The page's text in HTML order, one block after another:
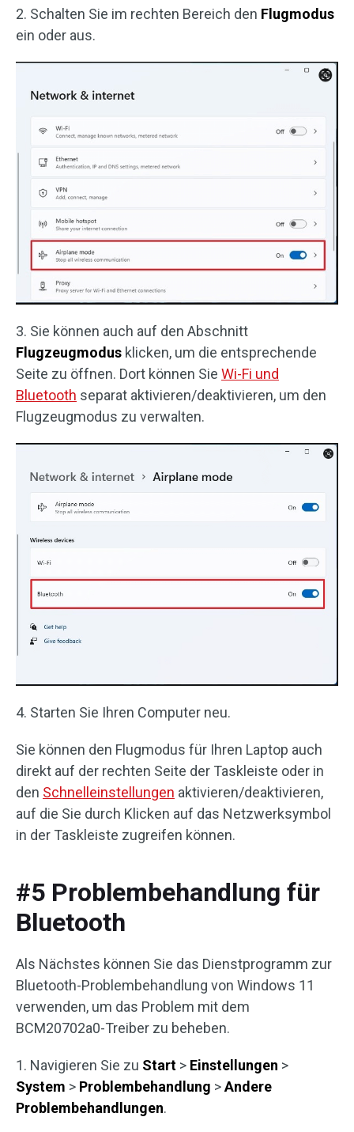
2. Schalten Sie im rechten Bereich den Flugmodus
ein oder aus.
3. Sie können auch auf den Abschnitt
Flugzeugmodus klicken, um die entsprechende
Seite zu öffnen. Dort können Sie Wi-Fi und
Bluetooth separat aktivieren/deaktivieren, um den
Flugzeugmodus zu verwalten.
4. Starten Sie Ihren Computer neu.
Sie können den Flugmodus für Ihren Laptop auch
direkt auf der rechten Seite der Taskleiste oder in
den Schnelleinstellungen aktivieren/deaktivieren,
auf die Sie durch Klicken auf das Netzwerksymbol
in der Taskleiste zugreifen können.
#5 Problembehandlung für
Bluetooth
Als Nächstes können Sie das Dienstprogramm zur
Bluetooth-Problembehandlung von Windows 11
verwenden, um das Problem mit dem
BCM20702a0-Treiber zu beheben.
1. Navigieren Sie zu Start > Einstellungen >
System > Problembehandlung >Andere
Problembehandlungen.